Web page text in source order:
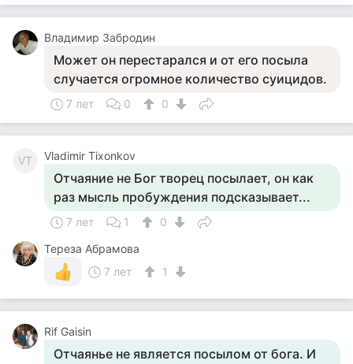
Владимир Забродин
Может он перестарался и от его посыла
случается огромное количество суицидов.
7 лет 0 0
VT Vladimir Tixonkov
Отчаяние не Бог творец посылает, он как
раз мысль пробуждения подсказывает...
7 лет 1
0
Тереза Абрамова
7 лет
1
Rif Gaisin
Отчаянье не является посылом от бога. И